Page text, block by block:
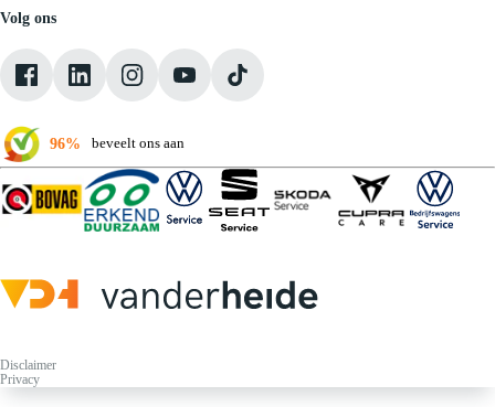
Medewerkers
Onze servicebeloften
Pechhulp
Klantbeoordelingen
Verkoopvoorwaarden
Volg ons
96% beveelt ons aan
Disclaimer
Privacy